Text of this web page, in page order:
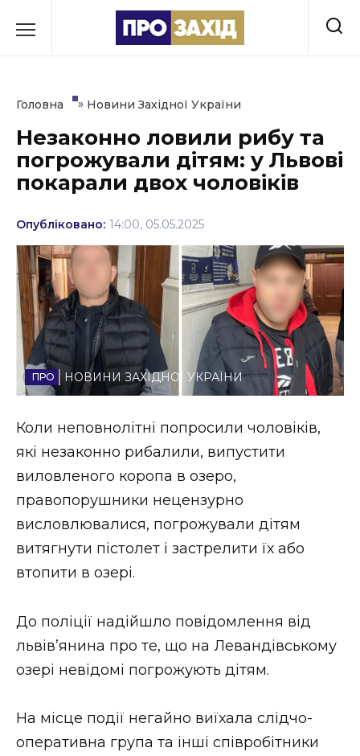
до
Культура
Освіта
Події
Політика
Соціум
Спорт
Стиль життя
Втрачений Ужгород (відеоверсія)
ЗАКАРПАТСЬКІ НОВИНИ
ФОТО
ВІДЕО
Головна » Новини Західної України
Незаконно ловили рибу та
погрожували дітям: у Львові
покарали двох чоловіків
Опубліковано: 14:00, 05.05.2025
НОВИНИ ЗАХІДНОЇ УКРАЇНИ
Коли неповнолітні попросили чоловіків,
які незаконно рибалили, випустити
виловленого коропа в озеро,
правопорушники нецензурно
висловлювалися, погрожували дітям
витягнути пістолет і застрелити їх або
втопити в озері.
До поліції надійшло повідомлення від
львів’янина про те, що на Левандівському
озері невідомі погрожують дітям.
На місце події негайно виїхала слідчо-
оперативна група та інші співробітники